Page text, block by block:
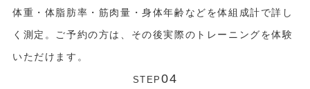
体重・体脂肪率・筋肉量・身体年齢などを体組成計で詳し
く測定。ご予約の方は、その後実際のトレーニングを体験
いただけます。
STEP04